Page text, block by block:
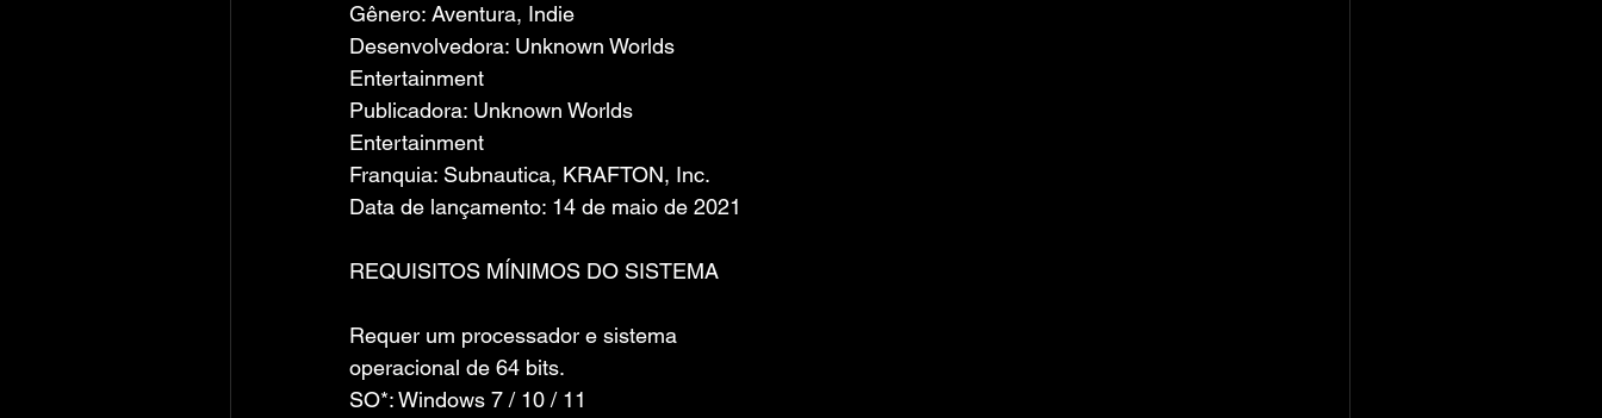
Gênero: Aventura, Indie
Desenvolvedora: Unknown Worlds
Entertainment
Publicadora: Unknown Worlds
Entertainment
Franquia: Subnautica, KRAFTON, Inc.
Data de lançamento: 14 de maio de 2021
REQUISITOS MÍNIMOS DO SISTEMA
Requer um processador e sistema
operacional de 64 bits.
SO*: Windows 7 / 10 / 11